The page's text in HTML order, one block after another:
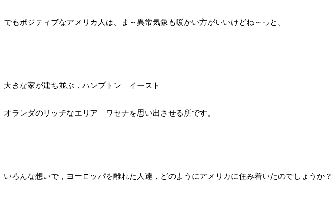
でもポジティブなアメリカ人は、ま～異常気象も暖かい方がいいけどね～っと。
大きな家が建ち並ぶ，ハンプトン イースト
オランダのリッチなエリア ワセナを思い出させる所です。
いろんな想いで，ヨーロッパを離れた人達，どのようにアメリカに住み着いたのでしょうか？